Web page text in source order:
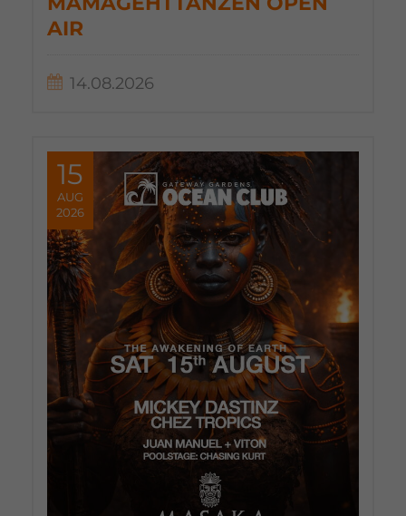
AIR
14.08.2026
15
AUG
2026